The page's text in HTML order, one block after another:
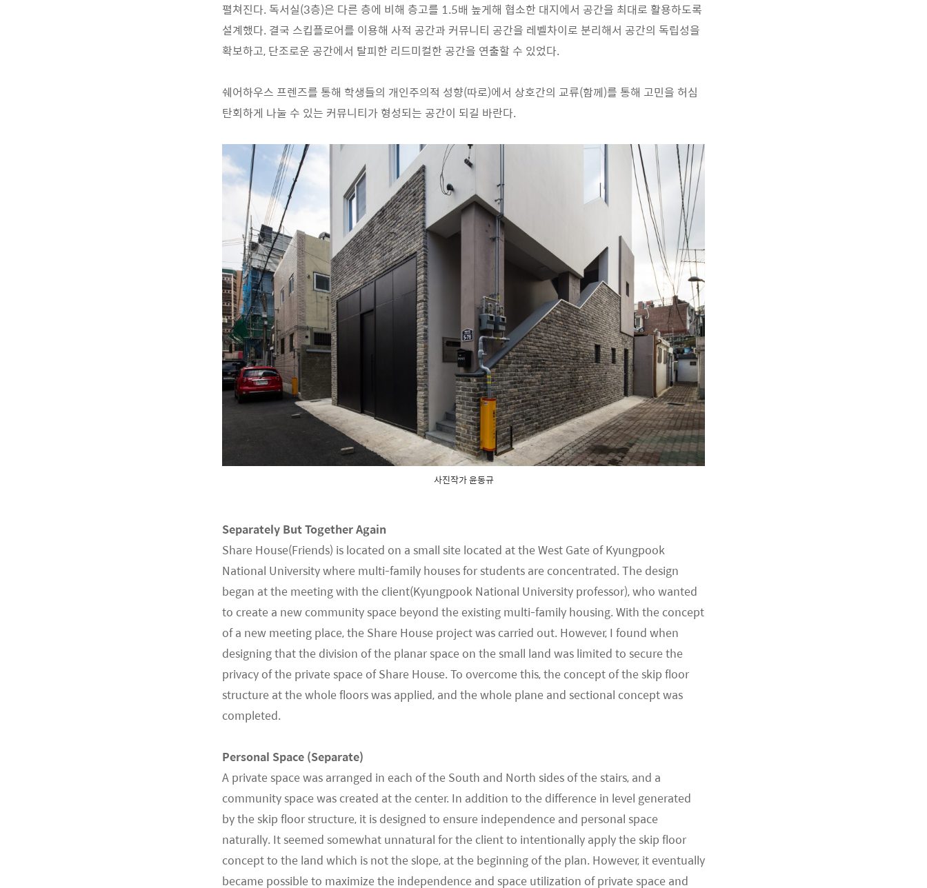
펼쳐진다. 독서실(3층)은 다른 층에 비해 층고를 1.5배 높게해 협소한 대지에서 공간을 최대로 활용하도록
설계했다. 결국 스킵플로어를 이용해 사적 공간과 커뮤니티 공간을 레벨차이로 분리해서 공간의 독립성을
확보하고, 단조로운 공간에서 탈피한 리드미컬한 공간을 연출할 수 있었다.
쉐어하우스 프렌즈를 통해 학생들의 개인주의적 성향(따로)에서 상호간의 교류(함께)를 통해 고민을 허심
탄회하게 나눌 수 있는 커뮤니티가 형성되는 공간이 되길 바란다.
사진작가 윤동규
Separately But Together Again
Share House(Friends) is located on a small site located at the West Gate of Kyungpook
National University where multi-family houses for students are concentrated. The design
began at the meeting with the client(Kyungpook National University professor), who wanted
to create a new community space beyond the existing multi-family housing. With the concept
of a new meeting place, the Share House project was carried out. However, I found when
designing that the division of the planar space on the small land was limited to secure the
privacy of the private space of Share House. To overcome this, the concept of the skip floor
structure at the whole floors was applied, and the whole plane and sectional concept was
completed.
Personal Space (Separate)
A private space was arranged in each of the South and North sides of the stairs, and a
community space was created at the center. In addition to the difference in level generated
by the skip floor structure, it is designed to ensure independence and personal space
naturally. It seemed somewhat unnatural for the client to intentionally apply the skip floor
concept to the land which is not the slope, at the beginning of the plan. However, it eventually
became possible to maximize the independence and space utilization of private space and